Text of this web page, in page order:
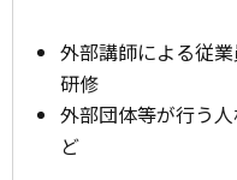
外部講師による従
研修
外部団体等が行う
ど